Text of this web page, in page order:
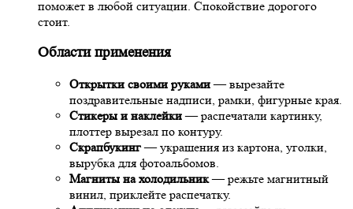
поможет в любой ситуации. Спокойствие дорогого
стоит.
Области применения
Открытки своими руками— вырезайте
поздравительные надписи, рамки, фигурные края.
Стикеры и наклейки— распечатали картинку,
плоттер вырезал по контуру.
Скрапбукинг— украшения из картона, уголки,
вырубка для фотоальбомов.
Магниты на холодильник— режьте магнитный
винил, приклейте распечатку.